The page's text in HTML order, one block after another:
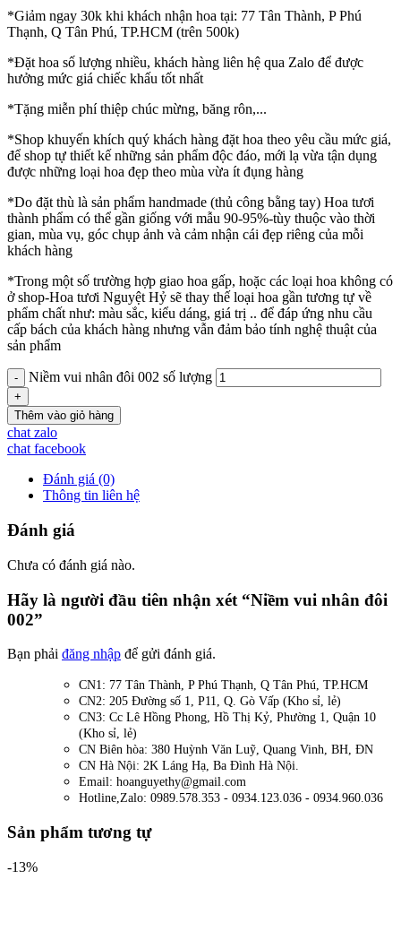
*Giảm ngay 30k khi khách nhận hoa tại: 77 Tân Thành, P Phú
Thạnh, Q Tân Phú, TP.HCM (trên 500k)
*Đặt hoa số lượng nhiều, khách hàng liên hệ qua Zalo để được
hưởng mức giá chiếc khấu tốt nhất
*Tặng miễn phí thiệp chúc mừng, băng rôn,...
*Shop khuyến khích quý khách hàng đặt hoa theo yêu cầu mức giá,
để shop tự thiết kế những sản phẩm độc đáo, mới lạ vừa tận dụng
được những loại hoa đẹp theo mùa vừa ít đụng hàng
*Do đặt thù là sản phẩm handmade (thủ công bằng tay) Hoa tươi
thành phẩm có thể gần giống với mẫu 90-95%-tùy thuộc vào thời
gian, mùa vụ, góc chụp ảnh và cảm nhận cái đẹp riêng của mỗi
khách hàng
*Trong một số trường hợp giao hoa gấp, hoặc các loại hoa không có
ở shop-Hoa tươi Nguyệt Hỷ sẽ thay thế loại hoa gần tương tự về
phẩm chất như: màu sắc, kiểu dáng, giá trị .. để đáp ứng nhu cầu
cấp bách của khách hàng nhưng vẫn đảm bảo tính nghệ thuật của
sản phẩm
Niềm vui nhân đôi 002 số lượng
Thêm vào giỏ hàng
chat zalo
chat facebook
Đánh giá (0)
Thông tin liên hệ
Đánh giá
Chưa có đánh giá nào.
Hãy là người đầu tiên nhận xét “Niềm vui nhân đôi
002”
Bạn phải đăng nhập để gửi đánh giá.
CN1: 77 Tân Thành, P Phú Thạnh, Q Tân Phú, TP.HCM
CN2: 205 Đường số 1, P11, Q. Gò Vấp (Kho sỉ, lẻ)
CN3: Cc Lê Hồng Phong, Hồ Thị Kỷ, Phường 1, Quận 10
(Kho sỉ, lẻ)
CN Biên hòa: 380 Huỳnh Văn Luỹ, Quang Vinh, BH, ĐN
CN Hà Nội: 2K Láng Hạ, Ba Đình Hà Nội.
Email: hoanguyethy@gmail.com
Hotline,Zalo: 0989.578.353 - 0934.123.036 - 0934.960.036
Sản phẩm tương tự
-13%